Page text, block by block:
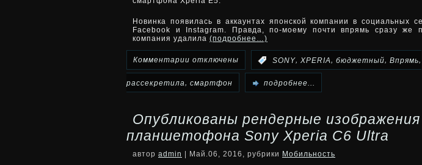
недорогой
Xperia
Новинка появилась в аккаунтах японской компании в социальных
Facebook и Instagram. Правда, по-моему почти впрямь сразу же
компания удалила (подробнее…)
Комментарии к
записи
рассекретила
отключены SONY, XPERIA, бюджетный, Впрямь,
рассекретила, смартфон подробнее...
Опубликованы рендерные изображения
планшетофона Sony Xperia C6 Ultra
автор admin | Май.06, 2016, рубрики Мобильность